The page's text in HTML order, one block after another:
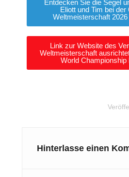
Entdecken Sie die Segel
Eliott und Tim bei der
Weltmeisterschaft
Link zur Website des
Weltmeisterschaft
World
Hinterlasse einen